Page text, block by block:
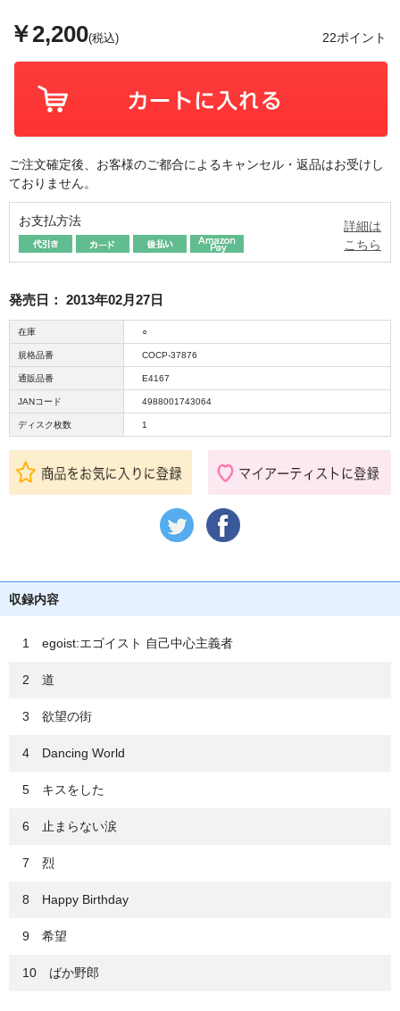
￥2,200(税込) 22ポイント
ご注文確定後、お客様のご都合によるキャンセル・返品はお受けし
ておりません。
お支払方法
詳細は
こちら
発売日： 2013年02月27日
在庫 ○
規格品番 COCP-37876
通販品番 E4167
JANコード 4988001743064
ディスク枚数 1
収録内容
1 egoist:エゴイスト 自己中心主義者
2 道
3 欲望の街
4 Dancing World
5 キスをした
6 止まらない涙
7 烈
8 Happy Birthday
9 希望
10 ばか野郎